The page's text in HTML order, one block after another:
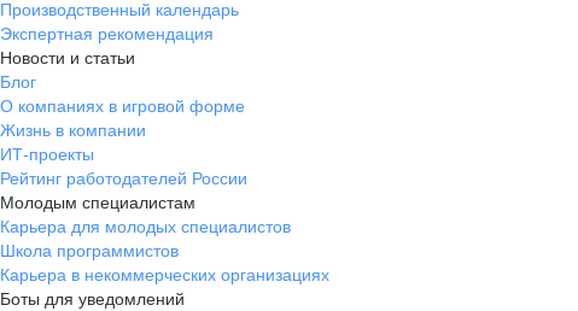
Производственный календарь
Экспертная рекомендация
Новости и статьи
Блог
О компаниях в игровой форме
Жизнь в компании
ИТ-проекты
Рейтинг работодателей России
Молодым специалистам
Карьера для молодых специалистов
Школа программистов
Карьера в некоммерческих организациях
Боты для уведомлений